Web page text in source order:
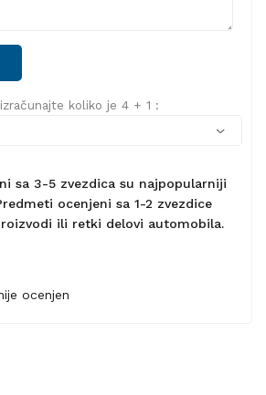
koliko je 4 + 1 :
sa 3-5 zvezdica su najpopularniji
ocenjeni sa 1-2 zvezdice
ili retki delovi automobila.
ocenjen